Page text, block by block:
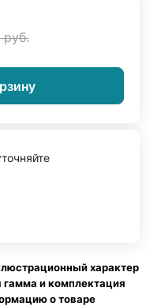
руб.
характер
гамма и комплектация
о товаре